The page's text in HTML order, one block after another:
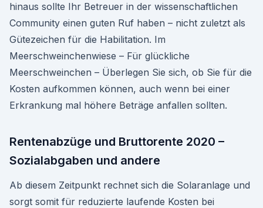
hinaus sollte Ihr Betreuer in der wissenschaftlichen
Community einen guten Ruf haben – nicht zuletzt als
Gütezeichen für die Habilitation. Im
Meerschweinchenwiese – Für glückliche
Meerschweinchen – Überlegen Sie sich, ob Sie für die
Kosten aufkommen können, auch wenn bei einer
Erkrankung mal höhere Beträge anfallen sollten.
Rentenabzüge und Bruttorente 2020 –
Sozialabgaben und andere
Ab diesem Zeitpunkt rechnet sich die Solaranlage und
sorgt somit für reduzierte laufende Kosten bei